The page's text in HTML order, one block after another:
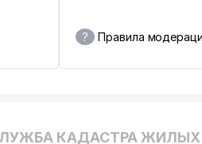
? Правила
КАДАСТРА